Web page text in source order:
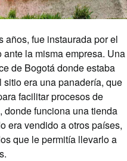
años, fue instaurada por el
la misma empresa. Una
de Bogotá donde estaba
era una panadería, que
facilitar procesos de
donde funciona una tienda
era vendido a otros países,
que le permitía llevarlo a